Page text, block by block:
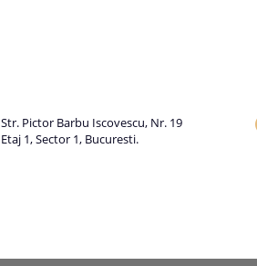
Str. Pictor Barbu Iscovescu, Nr. 19
Etaj 1, Sector 1, Bucuresti.